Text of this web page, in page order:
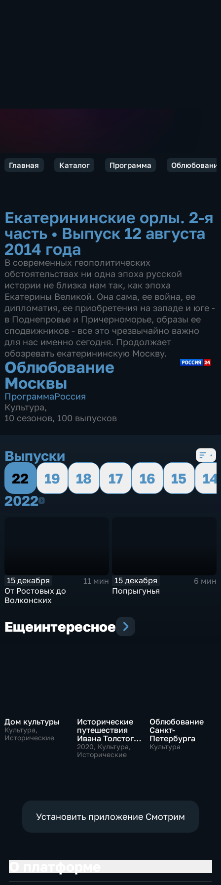
Главная Каталог Программа
Екатерининские орлы. 2-я
часть• Выпуск 12 августа
2014 года
В современных геополитических
обстоятельствах ни одна эпоха русской
истории не близка нам так, как эпоха
Екатерины Великой. Она сама, ее война, ее
дипломатия, ее приобретения на западе и юге -
в Поднепровье и Причерноморье, образы ее
сподвижников - все это чрезвычайно важно
для нас именно сегодня. Продолжает
обозревать екатерининскую Москву.
Облюбование
Москвы
ПрограммаРоссия
Культура,
10 сезонов, 100 выпусков
Выпуски
22
19 18 17 16 15
14
20222022
15 декабря
11 мин
От Ростовых до
Волконских
15 декабря
6 мин
Попрыгунья
Ещеинтересное
Дом культуры
Культура,
Исторические
Исторические
путешествия
Ивана Толстого.
"Парижские
истории"
2020, Культура,
Исторические
Облюбование
Санкт-
Петербурга
Культура
Установить приложение Смотрим